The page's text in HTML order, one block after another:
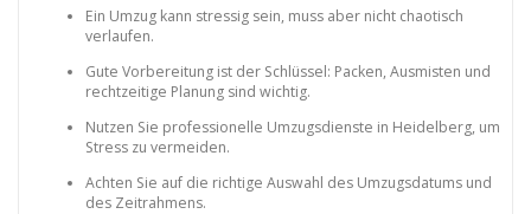
Ein Umzug kann stressig sein, muss aber nicht chaotisch
verlaufen.
Gute Vorbereitung ist der Schlüssel: Packen, Ausmisten und
rechtzeitige Planung sind wichtig.
Nutzen Sie professionelle Umzugsdienste in Heidelberg, um
Stress zu vermeiden.
Achten Sie auf die richtige Auswahl des Umzugsdatums und
des Zeitrahmens.